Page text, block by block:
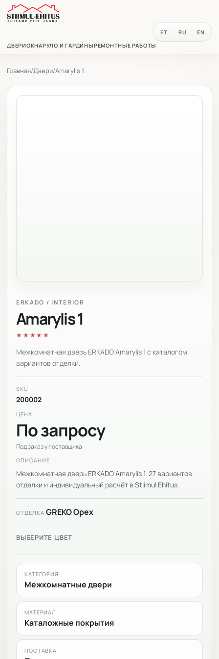
ДВЕРИОКНАРУЛО И ГАРДИНЫРЕМОНТНЫЕ РАБОТЫ
ET RU EN
Главная/Двери/Amarylis 1
ERKADO / INTERIOR
Amarylis 1
★★★★★
Межкомнатная дверь ERKADO Amarylis 1 с каталогом
вариантов отделки.
SKU
200002
ЦЕНА
По запросу
Под заказ у поставщика
ОПИСАНИЕ
Межкомнатная дверь ERKADO Amarylis 1. 27 вариантов
отделки и индивидуальный расчёт в Stiimul Ehitus.
ОТДЕЛКА GREKO Орех
ВЫБЕРИТЕ ЦВЕТ
КАТЕГОРИЯ
Межкомнатные двери
МАТЕРИАЛ
Каталожные покрытия
ПОСТАВКА